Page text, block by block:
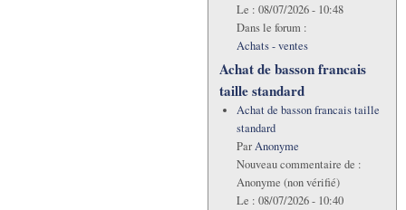
Le : 08/07/2026 - 10:48
Dans le forum :
Achats - ventes
Achat de basson francais
taille standard
Achat de basson francais taille
standard
ParAnonyme
Nouveau commentaire de :
Anonyme (non vérifié)
Le : 08/07/2026 - 10:40